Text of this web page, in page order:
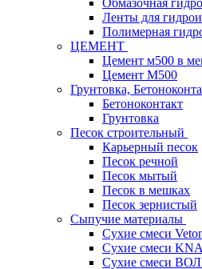
Обмазочная
Ленты для
Полимерная
ЦЕМЕНТ
Цемент м500 в
Цемент М500
Грунтовка,
Бетоноконтакт
Грунтовка
Песок строительный
Карьерный песок
Песок речной
Песок мытый
Песок в мешках
Песок зернистый
Сыпучие материалы
Сухие смеси
Сухие смеси
Сухие смеси